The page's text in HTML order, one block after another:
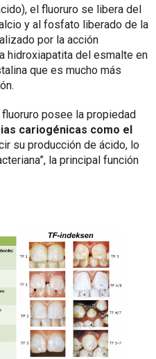
el fluoruro se libera del
y al fosfato liberado de la
por la acción
hidroxiapatita del esmalte en
que es mucho más
posee la propiedad
cariogénicas como el
su producción de ácido, lo
la principal función